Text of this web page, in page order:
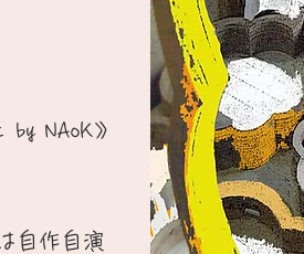
NAoK》
自作自演​